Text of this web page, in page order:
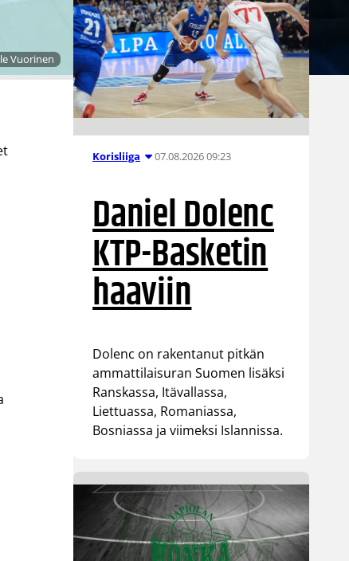
Vuorinen
Korisliiga 07.08.2026 09:23
Daniel Dolenc
KTP-Basketin
haaviin
Dolenc on rakentanut pitkän
ammattilaisuran Suomen lisäksi
Ranskassa, Itävallassa,
Liettuassa, Romaniassa,
Bosniassa ja viimeksi Islannissa.